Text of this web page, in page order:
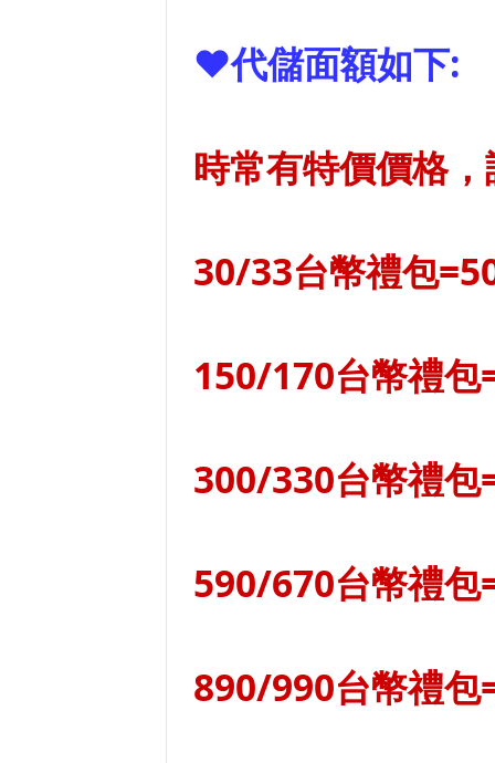
❤代儲面額如下:
時常有特價價格
30/33台幣禮包
150/170台幣禮包
300/330台幣禮包
590/670台幣禮包
890/990台幣禮包